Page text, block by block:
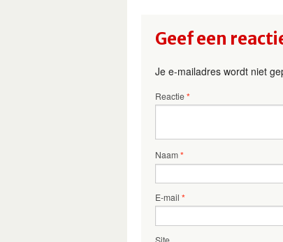
Geef een
Je e-mailadres wordt niet
Reactie*
Naam*
E-mail *
Site